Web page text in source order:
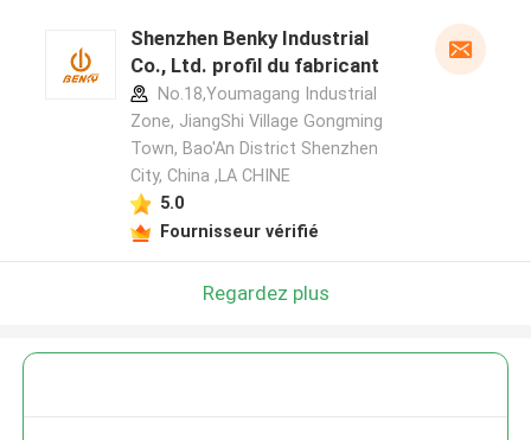
Shenzhen Benky Industrial
Co., Ltd. profil du fabricant
No.18,Youmagang Industrial
Zone, JiangShi Village Gongming
Town, Bao'An District Shenzhen
City, China ,LA CHINE
5.0
Fournisseur vérifié
Regardez plus